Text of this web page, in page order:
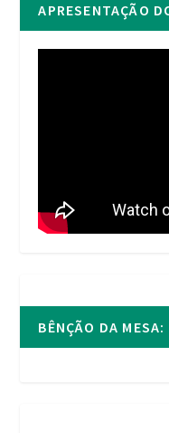
APRESENTAÇÃO
BÊNÇÃO DA